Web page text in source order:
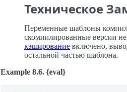
Техническое
Переменные шаблоны
скомпилированные версии
кэширование включено,
остальной частью шаблона.
Example 8.6. {eval}